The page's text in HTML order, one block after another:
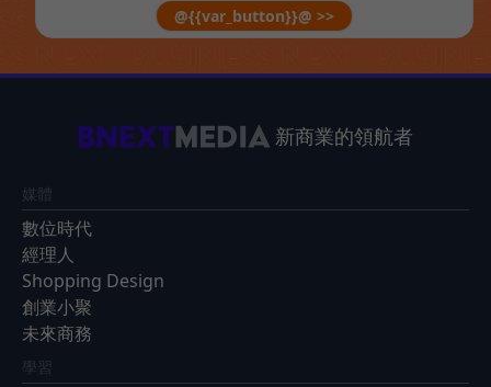
@{{var_button}}@ >>
新商業的領航者
媒體
數位時代
經理人
Shopping Design
創業小聚
未來商務
學習